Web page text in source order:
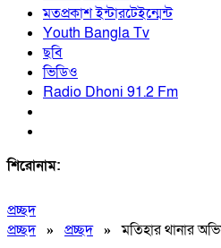
মতপ্রকাশ ইন্টারটেইন্মেন্ট
Youth Bangla Tv
ছবি
ভিডিও
Radio Dhoni 91.2 Fm
শিরোনাম:
প্রচ্ছদ
প্রচ্ছদ» প্রচ্ছদ»মতিহার থানার